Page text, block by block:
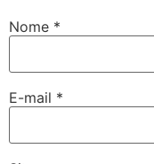
Nome *
E-mail *